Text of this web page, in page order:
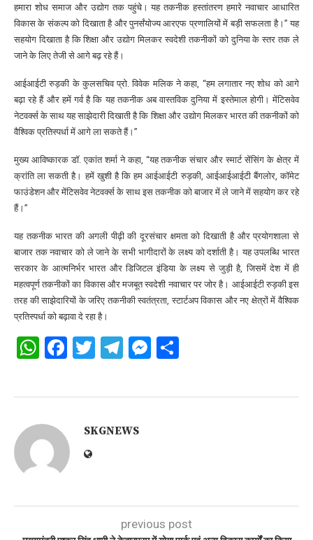
हमारा शोध समाज और उद्योग तक पहुंचे। यह तकनीक हस्तांतरण हमारे नवाचार आधारित
विकास के संकल्प को दिखाता है और पुनर्संयोज्य आरएफ प्रणालियों में बड़ी सफलता है।” यह
सहयोग दिखाता है कि शिक्षा और उद्योग मिलकर स्वदेशी तकनीकों को दुनिया के स्तर तक ले
जाने के लिए तेजी से आगे बढ़ रहे हैं।
आईआईटी रुड़की के कुलसचिव प्रो. विवेक मलिक ने कहा, “हम लगातार नए शोध को आगे
बढ़ा रहे हैं और हमें गर्व है कि यह तकनीक अब वास्तविक दुनिया में इस्तेमाल होगी। मेंटिसवेव
नेटवर्क्स के साथ यह साझेदारी दिखाती है कि शिक्षा और उद्योग मिलकर भारत की तकनीकों को
वैश्विक प्रतिस्पर्धा में आगे ला सकते हैं।”
मुख्य आविष्कारक डॉ. एकांत शर्मा ने कहा, “यह तकनीक संचार और स्मार्ट सेंसिंग के क्षेत्र में
क्रांति ला सकती है। हमें खुशी है कि हम आईआईटी रुड़की, आईआईआईटी बैंगलोर, कॉमेट
फाउंडेशन और मेंटिसवेव नेटवर्क्स के साथ इस तकनीक को बाजार में ले जाने में सहयोग कर रहे
हैं।”
यह तकनीक भारत की अगली पीढ़ी की दूरसंचार क्षमता को दिखाती है और प्रयोगशाला से
बाजार तक नवाचार को ले जाने के सभी भागीदारों के लक्ष्य को दर्शाती है। यह उपलब्धि भारत
सरकार के आत्मनिर्भर भारत और डिजिटल इंडिया के लक्ष्य से जुड़ी है, जिसमें देश में ही
महत्वपूर्ण तकनीकों का विकास और मजबूत स्वदेशी नवाचार पर जोर है। आईआईटी रुड़की इस
तरह की साझेदारियों के जरिए तकनीकी स्वतंत्रता, स्टार्टअप विकास और नए क्षेत्रों में वैश्विक
प्रतिस्पर्धा को बढ़ावा दे रहा है।
WhatsApp
Facebook
Twitter
Telegram
Messenger
SKGNEWS
previous post